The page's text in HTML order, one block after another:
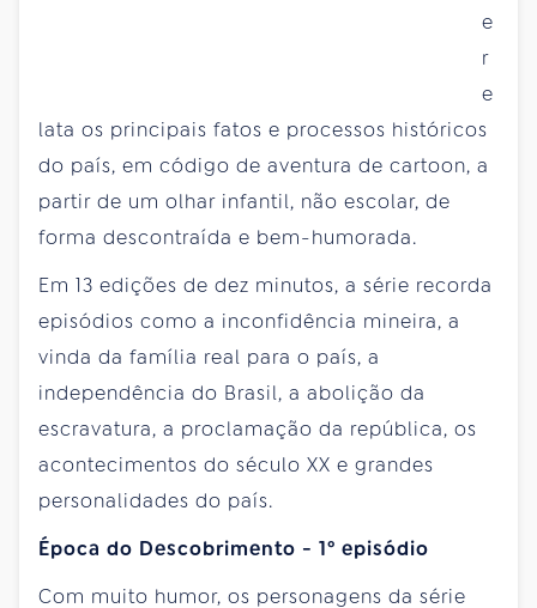
e
r
e
lata os principais fatos e processos históricos
do país, em código de aventura de cartoon, a
partir de um olhar infantil, não escolar, de
forma descontraída e bem-humorada.
Em 13 edições de dez minutos, a série recorda
episódios como a inconfidência mineira, a
vinda da família real para o país, a
independência do Brasil, a abolição da
escravatura, a proclamação da república, os
acontecimentos do século XX e grandes
personalidades do país.
Época do Descobrimento - 1º episódio
Com muito humor, os personagens da série